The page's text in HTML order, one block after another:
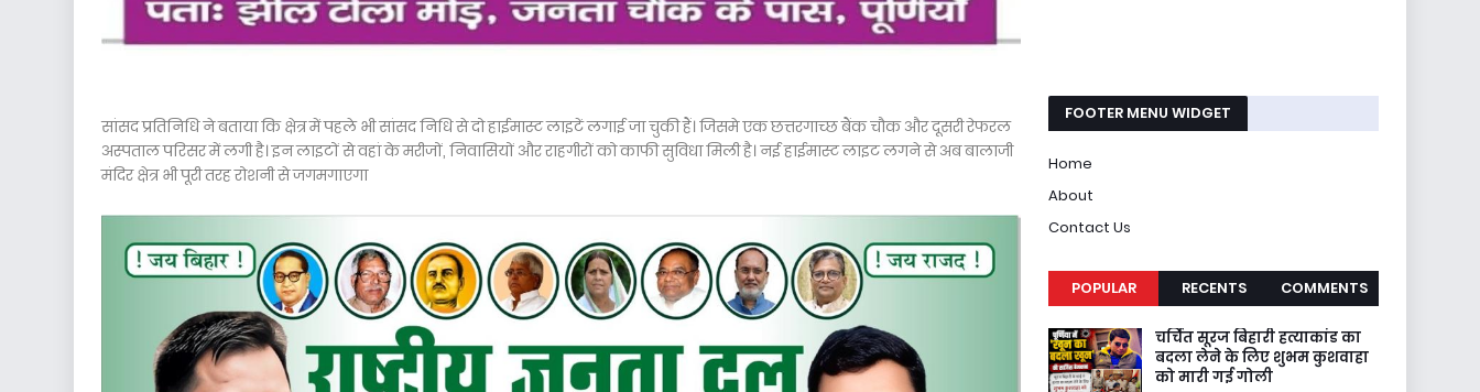
सांसद प्रतिनिधि ने बताया कि क्षेत्र में पहले भी सांसद निधि से दो हाईमास्ट लाइटें लगाई जा चुकी हैं। जिसमे एक छत्तरगाच्छ बैंक चौक और दूसरी रेफरल
अस्पताल परिसर में लगी है। इन लाइटों से वहां के मरीजों, निवासियों और राहगीरों को काफी सुविधा मिली है। नई हाईमास्ट लाइट लगने से अब बालाजी
मंदिर क्षेत्र भी पूरी तरह रोशनी से जगमगाएगा
FOOTER MENU WIDGET
Home
About
Contact Us
POPULAR RECENTS COMMENTS
चर्चित सूरज बिहारी हत्याकांड का
बदला लेने के लिए शुभम कुशवाहा
को मारी गई गोली